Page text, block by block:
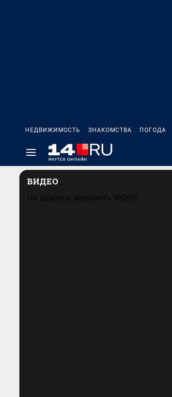
НЕДВИЖИМОСТЬ ЗНАКОМСТВА ПОГОДА
ВИДЕО
Не удалось загрузить VIQEO